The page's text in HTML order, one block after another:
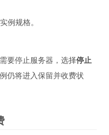
例规格。
要停止服务器，选择停止
例仍将进入保留并收费状